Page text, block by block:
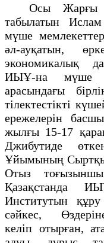
Осы Жарғы
табылатын
мүше
әл-ауқатын,
экономикалық
ИЫҰ-на мүше
арасындағы
тілектестікті
ережелерін
жылғы 15-17
Джибутиде
Ұйымының Сыртқы
Отыз
Қазақстанда
Институтын
сәйкес,
келіп отырған,